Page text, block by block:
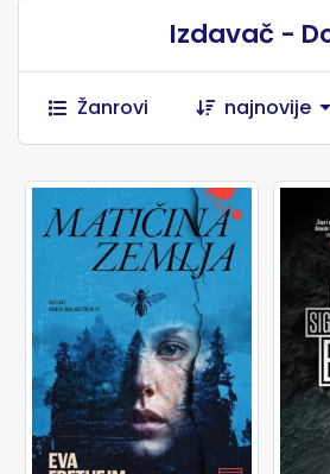
Izdavač -
Žanrovi najnovije